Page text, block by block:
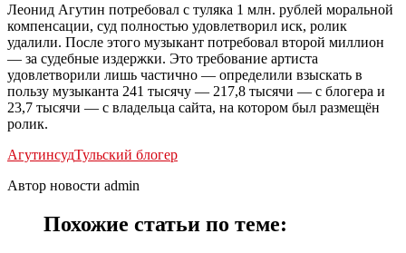
Леонид Агутин потребовал с туляка 1 млн. рублей моральной
компенсации, суд полностью удовлетворил иск, ролик
удалили. После этого музыкант потребовал второй миллион
— за судебные издержки. Это требование артиста
удовлетворили лишь частично — определили взыскать в
пользу музыканта 241 тысячу — 217,8 тысячи — с блогера и
23,7 тысячи — с владельца сайта, на котором был размещён
ролик.
АгутинсудТульский блогер
Автор новости admin
Похожие статьи по теме: